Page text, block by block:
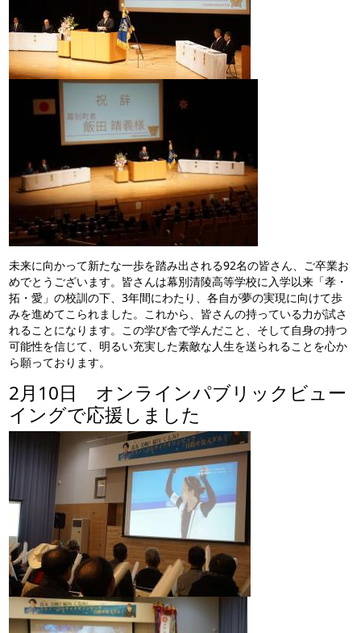
未来に向かって新たな一歩を踏み出される92名の皆さん、ご卒業お
めでとうございます。皆さんは幕別清陵高等学校に入学以来「孝・
拓・愛」の校訓の下、3年間にわたり、各自が夢の実現に向けて歩
みを進めてこられました。これから、皆さんの持っている力が試さ
れることになります。この学び舎で学んだこと、そして自身の持つ
可能性を信じて、明るい充実した素敵な人生を送られることを心か
ら願っております。
2月10日 オンラインパブリックビュー
イングで応援しました